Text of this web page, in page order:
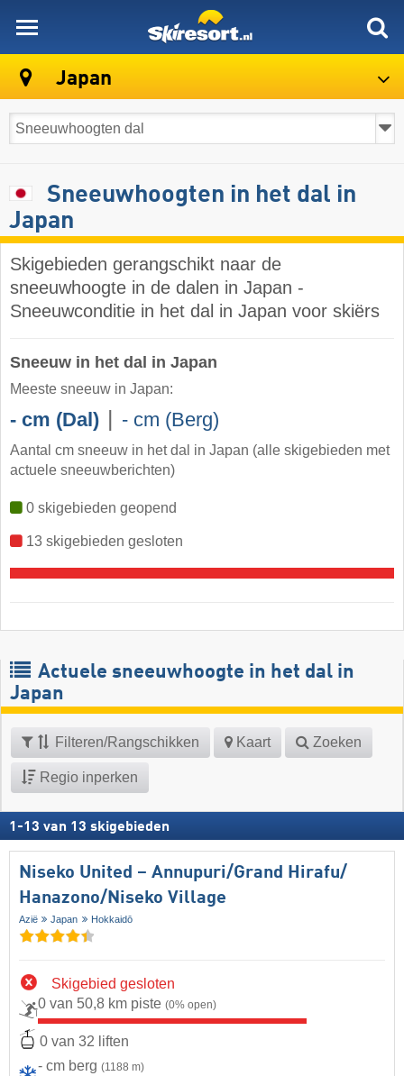
Japan
Sneeuwhoogten in het dal in
Japan
Skigebieden gerangschikt naar de
sneeuwhoogte in de dalen in Japan -
Sneeuwconditie in het dal in Japan voor skiërs
Sneeuw in het dal in Japan
Meeste sneeuw in Japan:
- cm (Dal) | - cm (Berg)
Aantal cm sneeuw in het dal in Japan (alle skigebieden met
actuele sneeuwberichten)
0 skigebieden geopend
13 skigebieden gesloten
Actuele sneeuwhoogte in het dal in
Japan
Filteren/Rangschikken Kaart Zoeken
Regio inperken
1 -13 van 13 skigebieden
Niseko United – Annupuri/​Grand Hirafu/​
Hanazono/​Niseko Village
Azië Japan Hokkaidō
Skigebied gesloten
0 van 50,8 km piste (0% open)
0 van 32 liften
- cm berg (1188 m)